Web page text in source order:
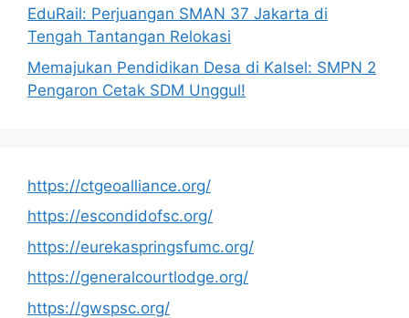
EduRail: Perjuangan SMAN 37 Jakarta di
Tengah Tantangan Relokasi
Memajukan Pendidikan Desa di Kalsel: SMPN 2
Pengaron Cetak SDM Unggul!
https://ctgeoalliance.org/
https://escondidofsc.org/
https://eurekaspringsfumc.org/
https://generalcourtlodge.org/
https://gwspsc.org/